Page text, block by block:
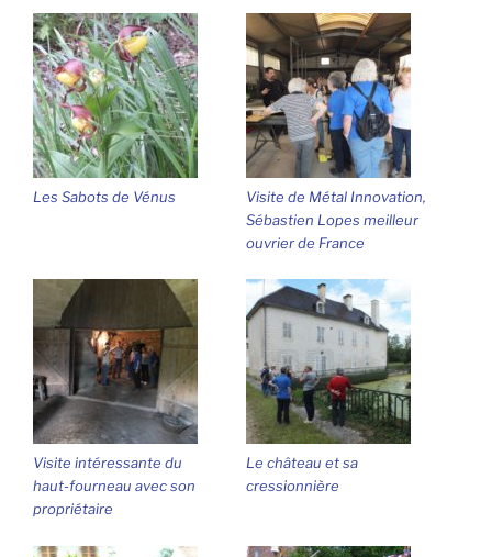
Les Sabots de Vénus
Visite de Métal Innovation,
Sébastien Lopes meilleur
ouvrier de France
Visite intéressante du
haut-fourneau avec son
propriétaire
Le château et sa
cressionnière